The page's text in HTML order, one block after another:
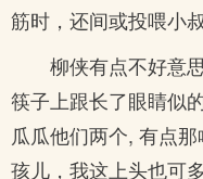
筋时，还间或投喂小叔
柳侠有点不好意
筷子上跟长了眼睛似
瓜瓜他们两个, 有点
孩儿，我这上头也可